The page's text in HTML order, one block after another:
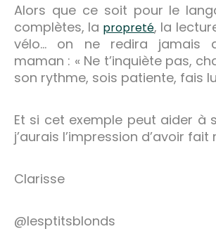
Alors que ce soit pour le
complètes, la propreté, la
vélo… on ne redira jamais
maman : « Ne t’inquiète pas,
son rythme, sois patiente, fais
Et si cet exemple peut aider à
j’aurais l’impression d’avoir
Clarisse
@lesptitsblonds